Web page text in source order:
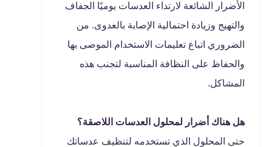
الأضرار الشائعة لارتداء العدسات يوميًا الجفاف
والتهيج وزيادة احتمالية الإصابة بالعدوى. من
الضروري اتباع تعليمات الاستخدام الموصى بها
والحفاظ على النظافة المناسبة لتجنب هذه
المشاكل.
هل هناك أضرار لمحلول العدسات اللاصقة؟
حتى المحلول الذي تستخدمه لتنظيف عدساتك